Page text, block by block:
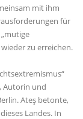
mit ihm
für
zu erreichen.
, Autorin und
Ateş betonte,
Landes. In